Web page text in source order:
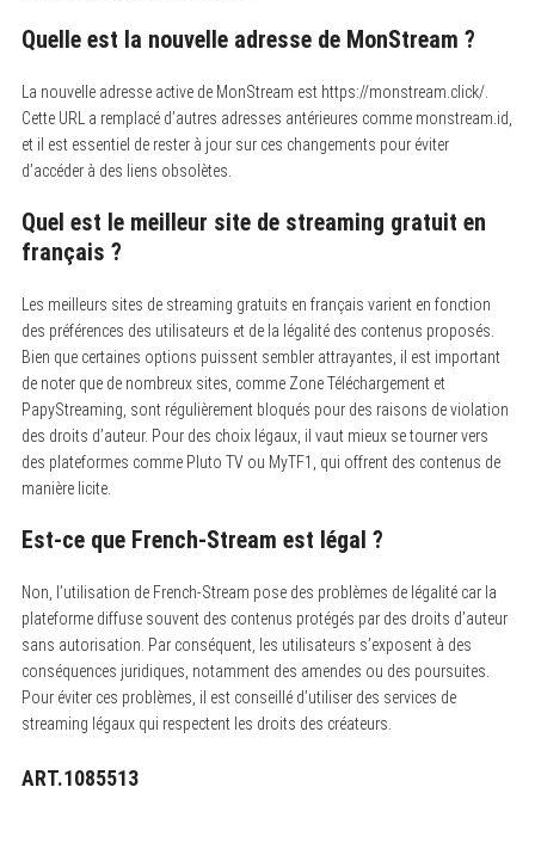
Quelle est la nouvelle adresse de MonStream ?
La nouvelle adresse active de MonStream est https://monstream.click/.
Cette URL a remplacé d’autres adresses antérieures comme monstream.id,
et il est essentiel de rester à jour sur ces changements pour éviter
d’accéder à des liens obsolètes.
Quel est le meilleur site de streaming gratuit en
français ?
Les meilleurs sites de streaming gratuits en français varient en fonction
des préférences des utilisateurs et de la légalité des contenus proposés.
Bien que certaines options puissent sembler attrayantes, il est important
de noter que de nombreux sites, comme Zone Téléchargement et
PapyStreaming, sont régulièrement bloqués pour des raisons de violation
des droits d’auteur. Pour des choix légaux, il vaut mieux se tourner vers
des plateformes comme Pluto TV ou MyTF1, qui offrent des contenus de
manière licite.
Est-ce que French-Stream est légal ?
Non, l’utilisation de French-Stream pose des problèmes de légalité car la
plateforme diffuse souvent des contenus protégés par des droits d’auteur
sans autorisation. Par conséquent, les utilisateurs s’exposent à des
conséquences juridiques, notamment des amendes ou des poursuites.
Pour éviter ces problèmes, il est conseillé d’utiliser des services de
streaming légaux qui respectent les droits des créateurs.
ART.1085513